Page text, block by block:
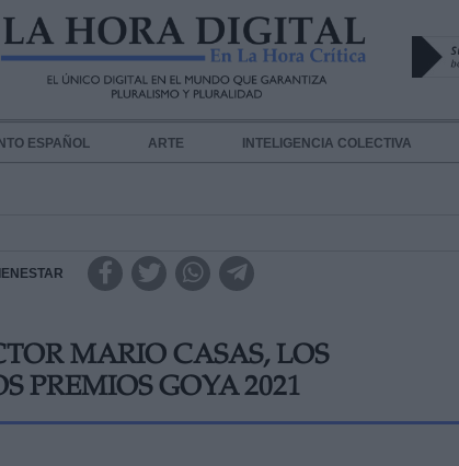
ESPAÑOL ARTE INTELIGENCIA COLECTIVA
MARIO CASAS, LOS
PREMIOS GOYA 2021